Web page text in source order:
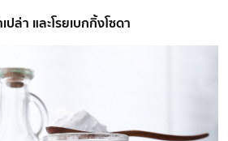
ล่า และโรยเบกกิ้งโซดา